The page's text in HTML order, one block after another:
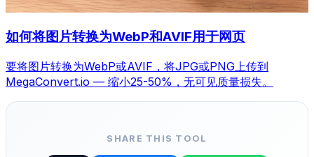
如何将图片转换为WebP和AVIF用于网页
要将图片转换为WebP或AVIF，将JPG或PNG上传到
MegaConvert.io — 缩小25-50%，无可见质量损失。
SHARE THIS TOOL